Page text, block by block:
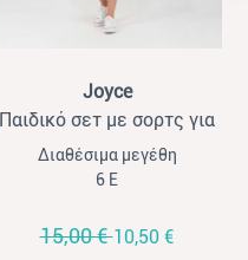
Joyce
Παιδικό σετ με σορτς για
κορίτσια Joyce ροζ-μαύρο
Διαθέσιμα μεγέθη
6 Ε
15,00 €10,50 €